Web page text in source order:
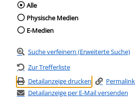
Wählen Sie die
Alle
Physische Medien
E-Medien
Suche verfeinern (Erweiterte Suche)
Zur Trefferliste
Detailanzeige drucken
Detailanzeige per E-Mail versenden